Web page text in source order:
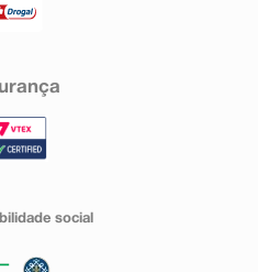
social